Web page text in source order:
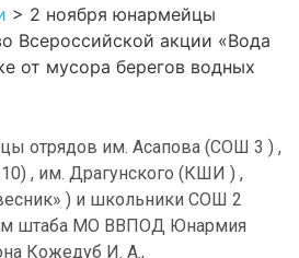
> 2 ноября юнармейцы
Всероссийской акции «Вода
от мусора берегов водных
отрядов им. Асапова (СОШ 3 ) ,
, им. Драгунского (КШИ ) ,
) и школьники СОШ 2
штаба МО ВВПОД Юнармия
Кожедуб И. А.,